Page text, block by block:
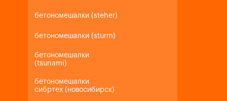
бетономешалки (steher)
бетономешалки (sturm)
бетономешалки
(tsunami)
бетономешалки
сибртех (новосибирск)